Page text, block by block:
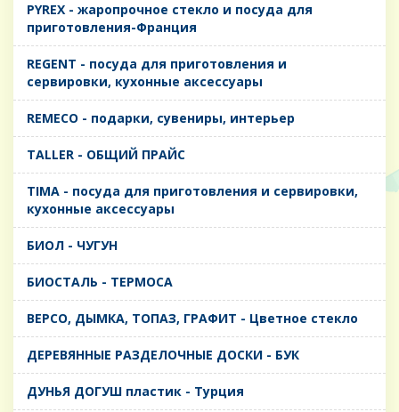
PYREX - жаропрочное стекло и посуда для
приготовления-Франция
REGENT - посуда для приготовления и
сервировки, кухонные аксессуары
REMECO - подарки, сувениры, интерьер
TALLER - ОБЩИЙ ПРАЙС
TIMA - посуда для приготовления и сервировки,
кухонные аксессуары
БИОЛ - ЧУГУН
БИОСТАЛЬ - ТЕРМОСА
ВЕРСО, ДЫМКА, ТОПАЗ, ГРАФИТ - Цветное стекло
ДЕРЕВЯННЫЕ РАЗДЕЛОЧНЫЕ ДОСКИ - БУК
ДУНЬЯ ДОГУШ пластик - Турция